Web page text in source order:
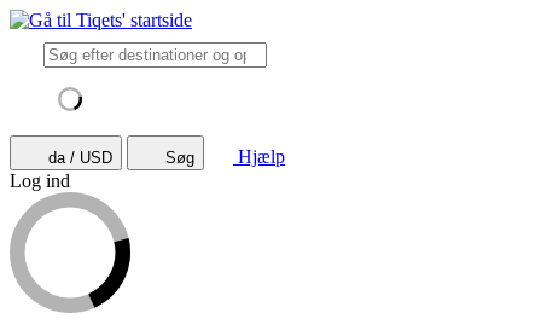
da / USD Søg
Hjælp
Log ind